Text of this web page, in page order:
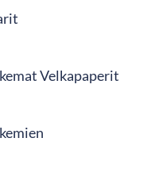
Velkapaperit